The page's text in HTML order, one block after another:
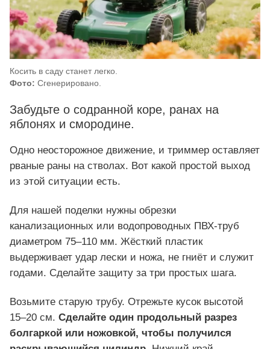
Косить в саду станет легко.
Фото: Сгенерировано.
Забудьте о содранной коре, ранах на
яблонях и смородине.
Одно неосторожное движение, и триммер оставляет
рваные раны на стволах. Вот какой простой выход
из этой ситуации есть.
Для нашей поделки нужны обрезки
канализационных или водопроводных ПВХ-труб
диаметром 75–110 мм. Жёсткий пластик
выдерживает удар лески и ножа, не гниёт и служит
годами. Сделайте защиту за три простых шага.
Возьмите старую трубу. Отрежьте кусок высотой
15–20 см. Сделайте один продольный разрез
болгаркой или ножовкой, чтобы получился